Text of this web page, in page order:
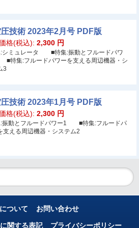
技術 2023年2月号 PDF版
格(税込): 2,300 円
:シミュレータ ■特集:振動とフルードパワ
集:フルードパワーを支える周辺機器・シ
3
技術 2023年1月号 PDF版
格(税込): 2,300 円
:振動とフルードパワー1 ■特集:フルードパ
支える周辺機器・システム2
ついて お問い合わせ
関する表記 プライバシーポリシー